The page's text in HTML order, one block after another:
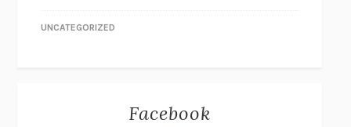
UNCATEGORIZED
Facebook